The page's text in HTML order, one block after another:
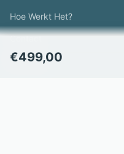
€499,00
Hoe Werkt Het?
Contact
Partners